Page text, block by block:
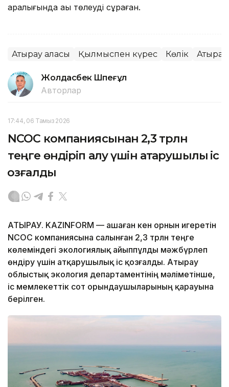
аралығында ақы төлеуді сұраған.
Атырау қаласы Қылмыспен күрес Көлік
Жолдасбек Шөпеғұл
Авторлар
17:44, 06 Тамыз 2026
NCOC компаниясынан 2,3 трлн
теңге өндіріп алу үшін атқарушылық іс
қозғалды
АТЫРАУ. KAZINFORM — Қашаған кен орнын игеретін
NCOC компаниясына салынған 2,3 трлн теңге
көлеміндегі экологиялық айыппұлды мәжбүрлеп
өндіру үшін атқарушылық іс қозғалды. Атырау
облыстық экология департаментінің мәліметінше,
іс мемлекеттік сот орындаушыларының қарауына
берілген.